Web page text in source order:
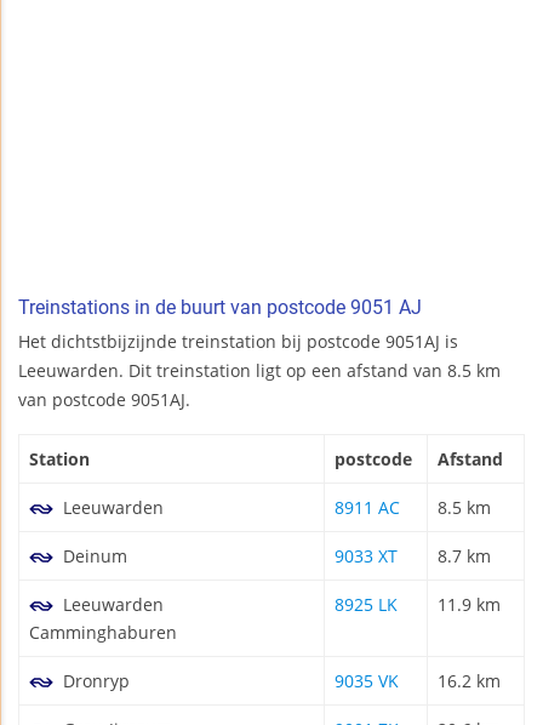
Treinstations in de buurt van postcode 9051 AJ
Het dichtstbijzijnde treinstation bij postcode 9051AJ is
Leeuwarden. Dit treinstation ligt op een afstand van 8.5 km
van postcode 9051AJ.
Station postcode Afstand
Leeuwarden 8911 AC 8.5 km
Deinum 9033 XT 8.7 km
Leeuwarden
Camminghaburen
8925 LK 11.9 km
Dronryp 9035 VK 16.2 km